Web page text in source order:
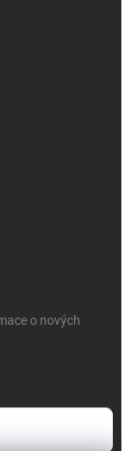
o nových